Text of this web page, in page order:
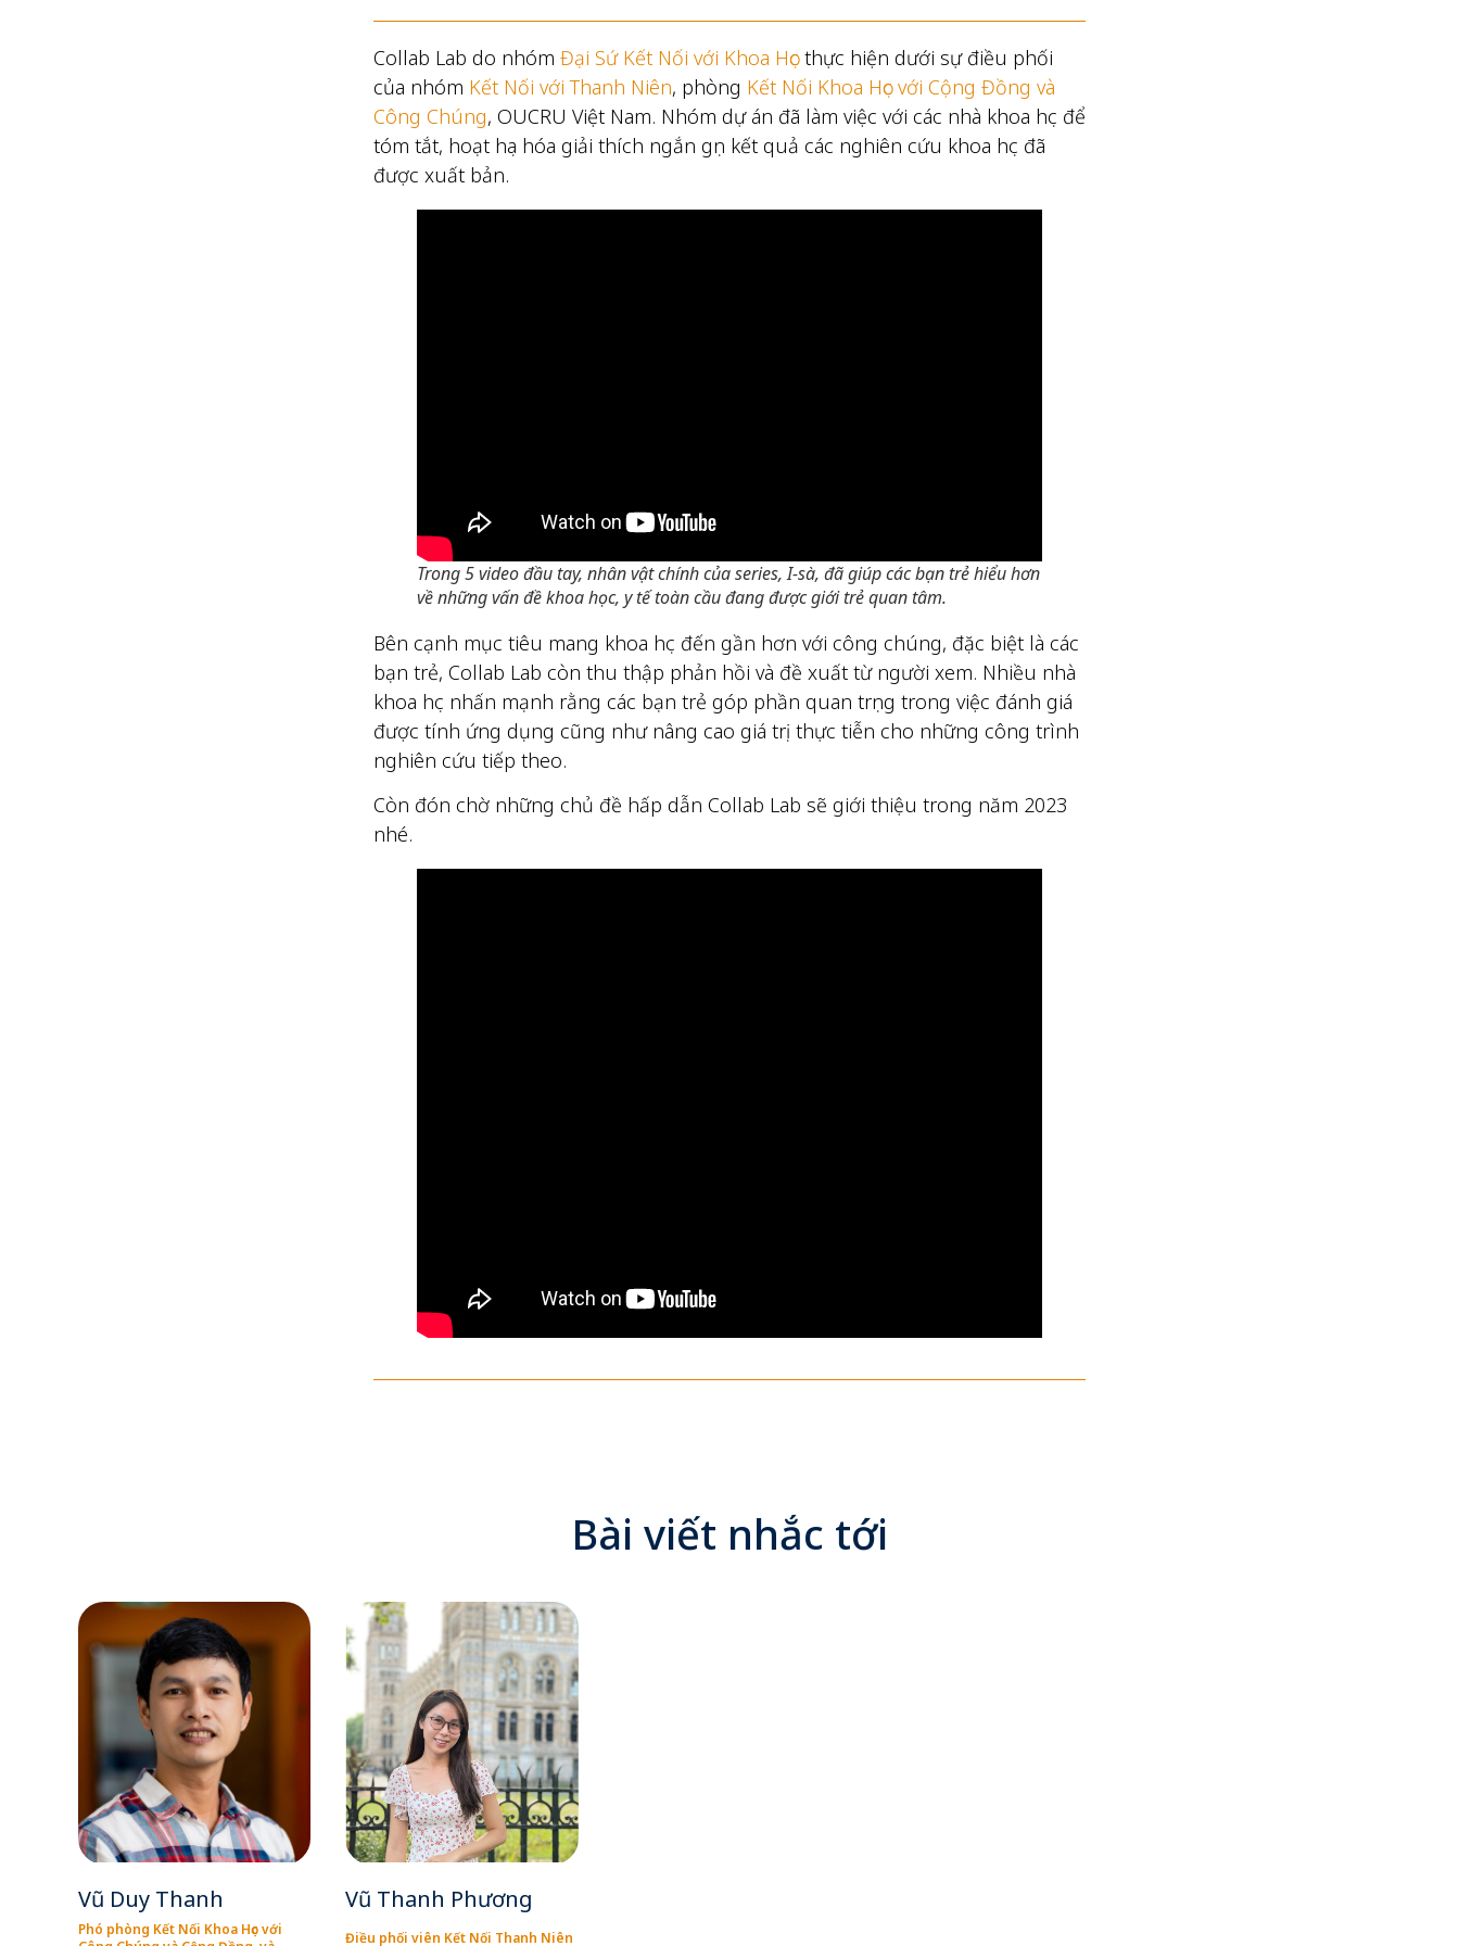
Collab Lab do nhóm Đại Sứ Kết Nối với Khoa Họcthực hiện dưới sự điều phối
của nhóm Kết Nối với Thanh Niên, phòng Kết Nối Khoa Học với Cộng Đồng và
Công Chúng, OUCRU Việt Nam. Nhóm dự án đã làm việc với các nhà khoa học để
tóm tắt, hoạt họa hóa giải thích ngắn gọn kết quả các nghiên cứu khoa học đã
được xuất bản.
Trong 5 video đầu tay, nhân vật chính của series, I-sà, đã giúp các bạn trẻ hiểu hơn
về những vấn đề khoa học, y tế toàn cầu đang được giới trẻ quan tâm.
Bên cạnh mục tiêu mang khoa học đến gần hơn với công chúng, đặc biệt là các
bạn trẻ, Collab Lab còn thu thập phản hồi và đề xuất từ người xem. Nhiều nhà
khoa học nhấn mạnh rằng các bạn trẻ góp phần quan trọng trong việc đánh giá
được tính ứng dụng cũng như nâng cao giá trị thực tiễn cho những công trình
nghiên cứu tiếp theo.
Còn đón chờ những chủ đề hấp dẫn Collab Lab sẽ giới thiệu trong năm 2023
nhé.
Bài viết nhắc tới
Vũ Duy Thanh
Phó phòng Kết Nối Khoa Học với
Vũ Thanh Phương
Điều phối viên Kết Nối Thanh Niên